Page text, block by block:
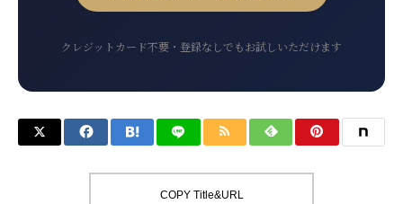
クレジットカード不要・登録なしでもお試しいただけます
COPY Title&URL